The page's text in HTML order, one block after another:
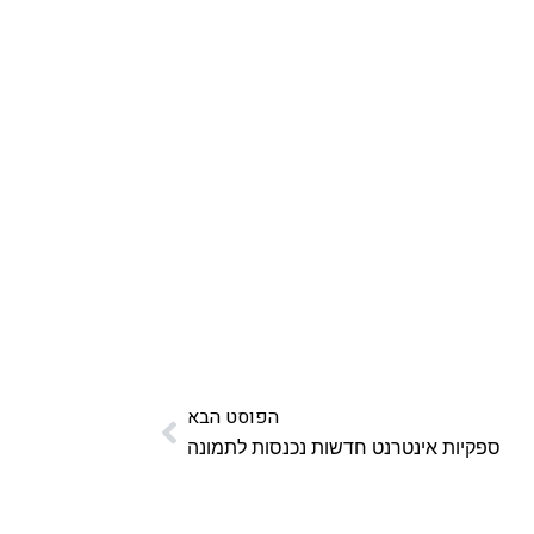
הפוסט הבא
ספקיות אינטרנט חדשות נכנסות לתמונה